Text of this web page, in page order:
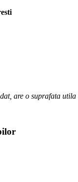
are o suprafata